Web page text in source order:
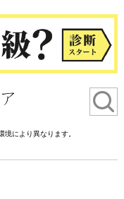
により異なります。